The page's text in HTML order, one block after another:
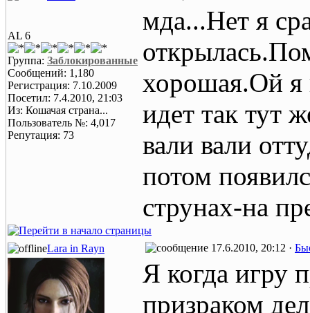
AL 6
Группа: Заблокированные
Сообщений: 1,180
Регистрация: 7.10.2009
Посетил: 7.4.2010, 21:03
Из: Кошачая страна...
Пользователь №: 4,017
Репутация: 73
мда...Нет я
хорошая.Ой я
идет так тут
вали вали
потом
струнах-на
Lara in Rayn 17.6.2010, 20:12 ·
Я когда игру
призраком